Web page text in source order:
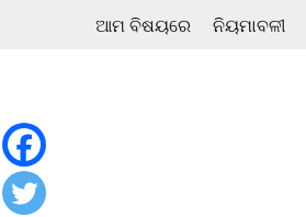
ଆମ ବିଷୟରେ ନିୟମାବଳୀ